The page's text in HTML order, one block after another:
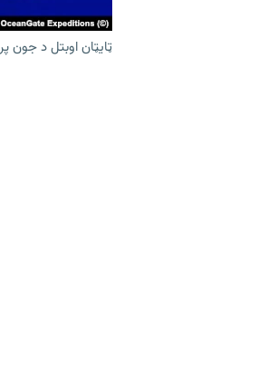
ټایټان اوبتل د جون پر ۱۸مه، یوه پیړۍ پخوا په سمندر کې د تبا شوي سمندري جهاز ټایټانک لیدو ته د ورتلو په مهال په لاره کې ورک شوی وو.